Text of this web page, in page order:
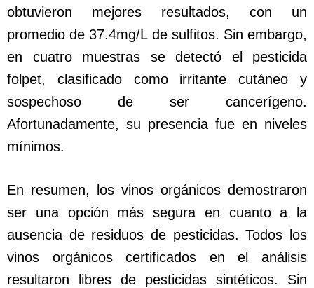
obtuvieron mejores resultados, con un
promedio de 37.4mg/L de sulfitos. Sin embargo,
en cuatro muestras se detectó el pesticida
folpet, clasificado como irritante cutáneo y
sospechoso de ser cancerígeno.
Afortunadamente, su presencia fue en niveles
mínimos.
En resumen, los vinos orgánicos demostraron
ser una opción más segura en cuanto a la
ausencia de residuos de pesticidas. Todos los
vinos orgánicos certificados en el análisis
resultaron libres de pesticidas sintéticos. Sin